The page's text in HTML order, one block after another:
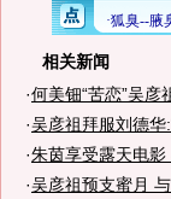
相关新闻
·何美钿“苦恋”吴
·吴彦祖拜服刘德华
·朱茵享受露天电
·吴彦祖预支蜜月